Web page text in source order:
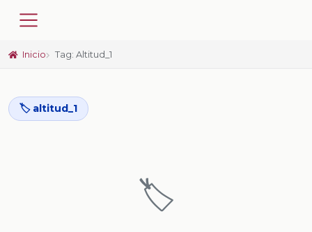
Inicio Tag: Altitud_1
🏷️ altitud_1
🏷️